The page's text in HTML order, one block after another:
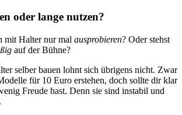
oder lange nutzen?
mit Halter nur mal ausprobieren? Oder stehst
auf der Bühne?
selber bauen lohnt sich übrigens nicht. Zwar
für 10 Euro erstehen, doch sollte dir klar
Freude hast. Denn sie sind instabil und